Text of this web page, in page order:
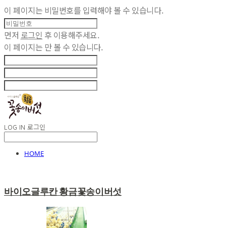
이 페이지는 비밀번호를 입력해야 볼 수 있습니다.
먼저 로그인 후 이용해주세요.
이 페이지는 만 볼 수 있습니다.
LOG IN 로그인
HOME
바이오글루칸 황금꽃송이버섯